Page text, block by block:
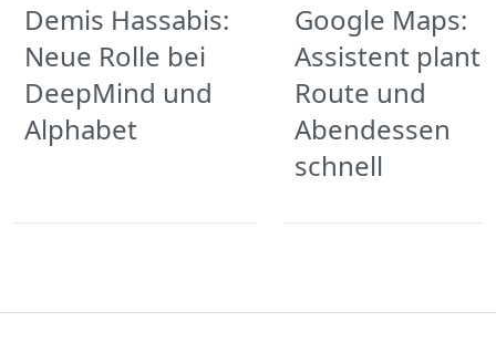
Demis Hassabis:
Neue Rolle bei
DeepMind und
Alphabet
Google Maps:
Assistent plant
Route und
Abendessen
schnell